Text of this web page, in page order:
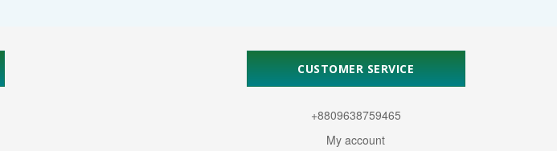
CUSTOMER SERVICE
+8809638759465
My account